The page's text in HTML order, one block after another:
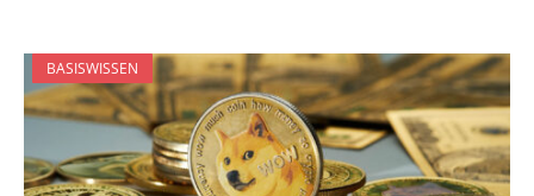
BASISWISSEN